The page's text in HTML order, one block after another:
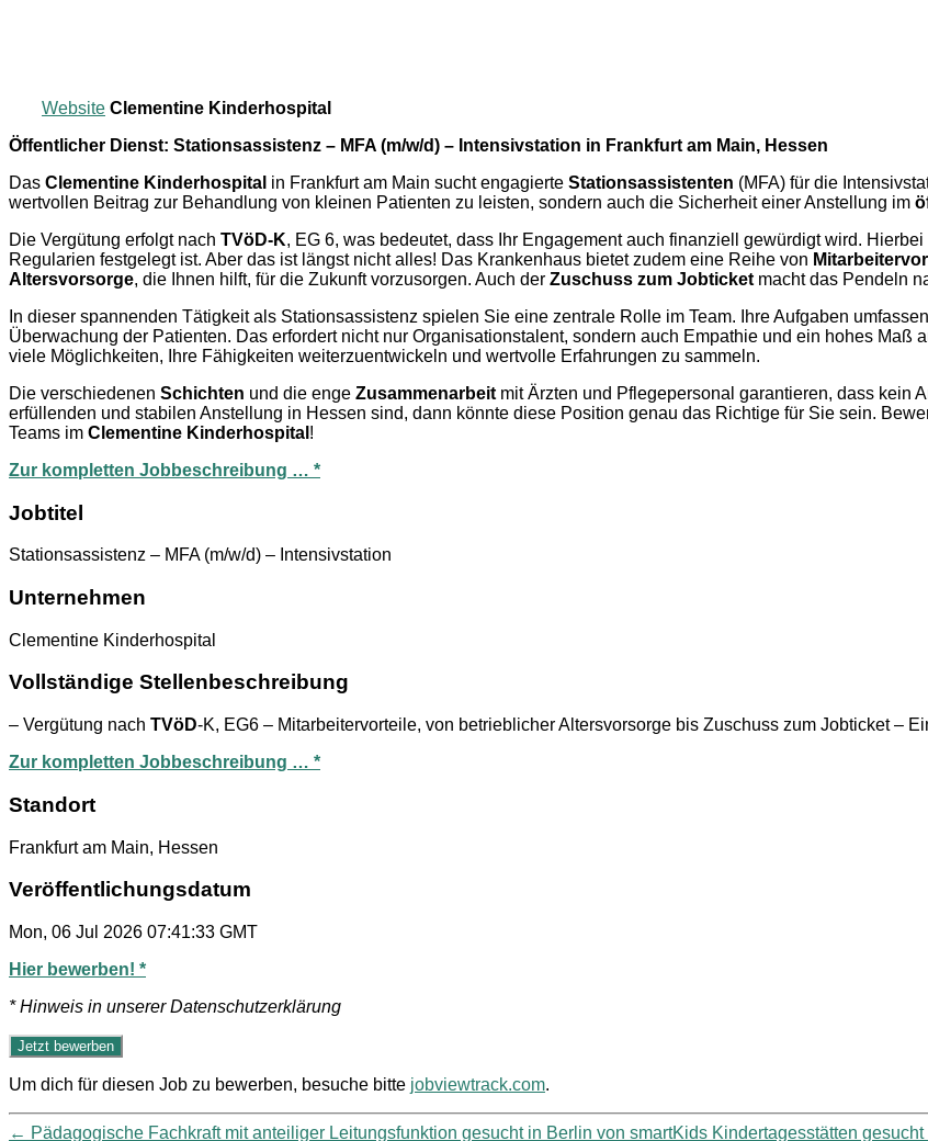
Website Clementine Kinderhospital
Öffentlicher Dienst: Stationsassistenz – MFA (m/w/d) – Intensivstation in Frankfurt am Main, Hessen
Das Clementine Kinderhospital in Frankfurt am Main sucht engagierte Stationsassistenten (MFA) für die
wertvollen Beitrag zur Behandlung von kleinen Patienten zu leisten, sondern auch die Sicherheit einer Anstellung im
Die Vergütung erfolgt nach TVöD-K, EG 6, was bedeutet, dass Ihr Engagement auch finanziell gewürdigt wird.
Regularien festgelegt ist. Aber das ist längst nicht alles! Das Krankenhaus bietet zudem eine Reihe von
Altersvorsorge, die Ihnen hilft, für die Zukunft vorzusorgen. Auch der Zuschuss zum Jobticket macht das Pendeln
In dieser spannenden Tätigkeit als Stationsassistenz spielen Sie eine zentrale Rolle im Team. Ihre Aufgaben
Überwachung der Patienten. Das erfordert nicht nur Organisationstalent, sondern auch Empathie und ein hohes Maß
viele Möglichkeiten, Ihre Fähigkeiten weiterzuentwickeln und wertvolle Erfahrungen zu sammeln.
Die verschiedenen Schichten und die enge Zusammenarbeit mit Ärzten und Pflegepersonal garantieren, dass kein
erfüllenden und stabilen Anstellung in Hessen sind, dann könnte diese Position genau das Richtige für Sie sein.
Teams im Clementine Kinderhospital !
Zur kompletten Jobbeschreibung … *
Jobtitel
Stationsassistenz – MFA (m/w/d) – Intensivstation
Unternehmen
Clementine Kinderhospital
Vollständige Stellenbeschreibung
– Vergütung nach TVöD-K, EG6 – Mitarbeitervorteile, von betrieblicher Altersvorsorge bis Zuschuss zum Jobticket –
Zur kompletten Jobbeschreibung … *
Standort
Frankfurt am Main, Hessen
Veröffentlichungsdatum
Mon, 06 Jul 2026 07:41:33 GMT
Hier bewerben! *
* Hinweis in unserer Datenschutzerklärung
Um dich für diesen Job zu bewerben, besuche bitte jobviewtrack.com.
← Pädagogische Fachkraft mit anteiliger Leitungsfunktion gesucht in Berlin von smartKids Kindertagesstätten gesucht